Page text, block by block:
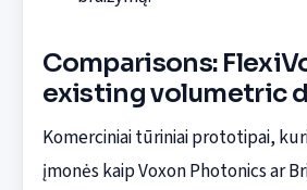
Comparisons:
existing volumetric
Komerciniai tūriniai prototipai,
įmonės kaip Voxon Photonics ar